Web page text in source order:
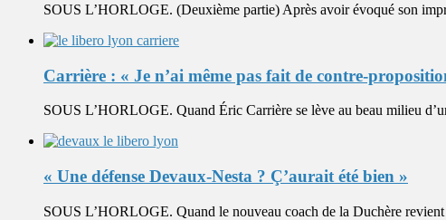
SOUS L’HORLOGE. (Deuxième partie) Après avoir évoqué son
Carrière : « Je n’ai même pas fait de contre-
SOUS L’HORLOGE. Quand Éric Carrière se lève au beau milieu
« Une défense Devaux-Nesta ? Ç’aurait été bien »
SOUS L’HORLOGE. Quand le nouveau coach de la Duchère